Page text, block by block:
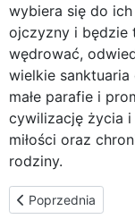
wybiera się do ich
ojczyzny i będzie
wędrować,
wielkie sanktuaria
małe parafie i
cywilizację życia i
miłości oraz
rodziny.
Poprzednia strona:
Poprzednia